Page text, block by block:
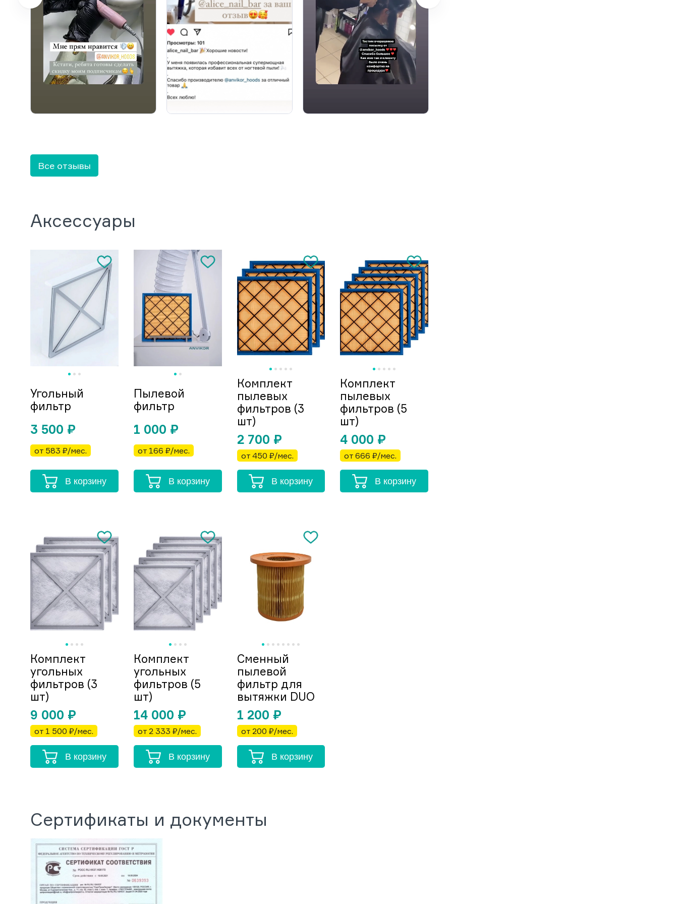
Все отзывы
Аксессуары
Угольный
фильтр
3 500 ₽
от 583 ₽/мес.
В корзину
Пылевой
фильтр
1 000 ₽
от 166 ₽/мес.
В корзину
Комплект
пылевых
фильтров (3
шт)
2 700 ₽
от 450 ₽/мес.
В корзину
Комплект
пылевых
фильтров (5
шт)
4 000 ₽
от 666 ₽/мес.
В корзину
Комплект
угольных
фильтров (3
шт)
9 000 ₽
от 1 500 ₽/мес.
В корзину
Комплект
угольных
фильтров (5
шт)
14 000 ₽
от 2 333 ₽/мес.
В корзину
Сменный
пылевой
фильтр для
вытяжки DUO
1 200 ₽
от 200 ₽/мес.
В корзину
Сертификаты и документы